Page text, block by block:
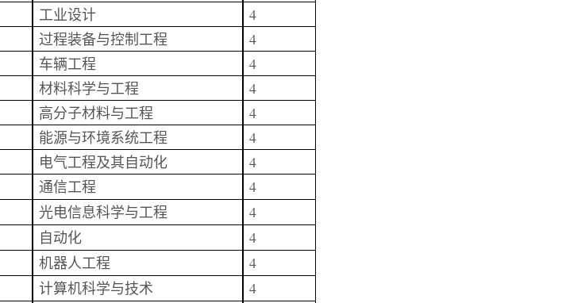
工业设计
4
过程装备与控制工程
4
车辆工程
4
材料科学与工程
4
高分子材料与工程
4
能源与环境系统工程
4
电气工程及其自动化
4
通信工程
4
光电信息科学与工程
4
自动化
4
机器人工程
4
计算机科学与技术
4